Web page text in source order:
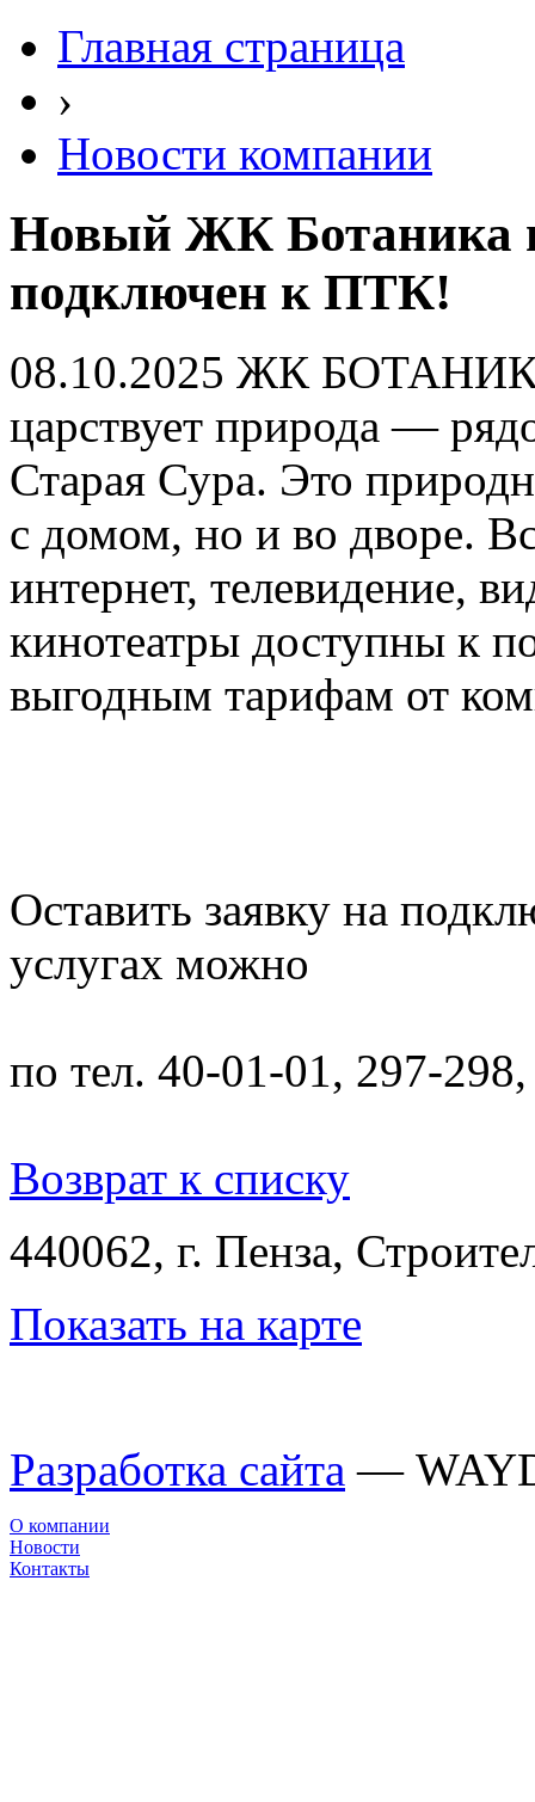
Главная страница
›
Новости компании
Новый ЖК Ботаника
подключен к ПТК!
08.10.2025 ЖК БОТАНИКА
царствует природа —
Старая Сура. Это
с домом, но и во дворе.
интернет, телевидение,
кинотеатры доступны к
выгодным тарифам от
Оставить заявку на
услугах можно
по тел. 40-01-01, 297-
Возврат к списку
440062, г. Пенза,
Показать на карте
Разработка сайта —
О компании
Новости
Контакты